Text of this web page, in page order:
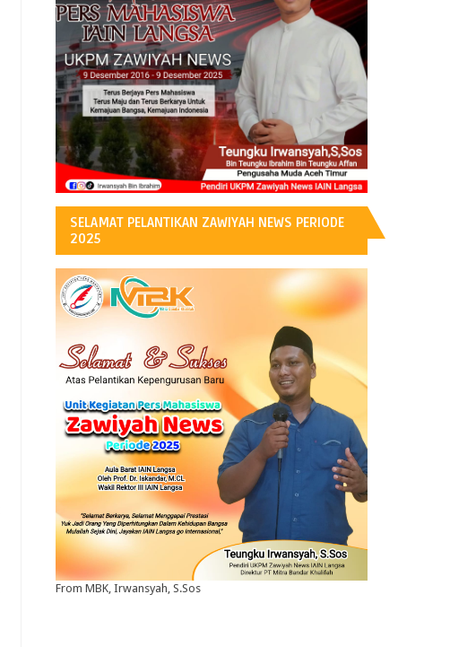
H
SELAMAT PELANTIKAN ZAWIYAH NEWS PERIODE
2025
From MBK, Irwansyah, S.Sos